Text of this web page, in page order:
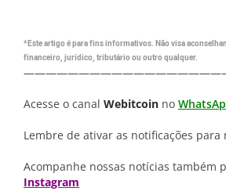
*Este artigo é para fins informativos. Não visa
financeiro, jurídico, tributário ou outro qualquer.
Acesse o canal Webitcoin no
Lembre de ativar as notificações para
Acompanhe nossas notícias também
Instagram